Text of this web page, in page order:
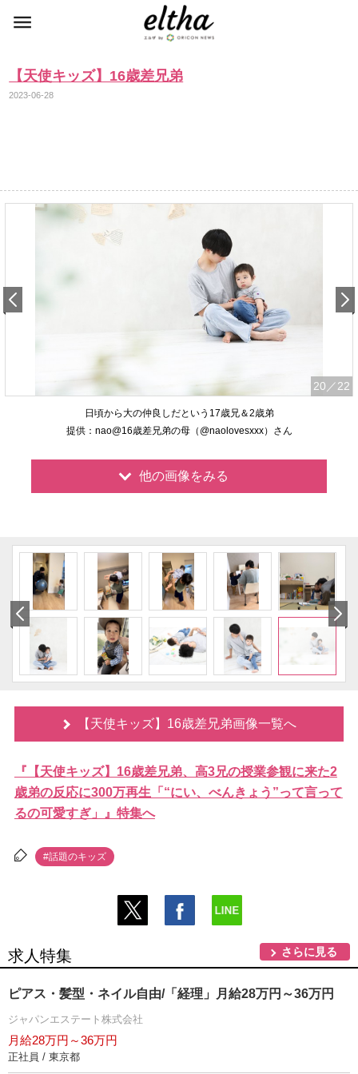
【天使キッズ】16歳差兄弟
2023-06-28
20 ／22
日頃から大の仲良しだという17歳兄＆2歳弟
提供：nao@16歳差兄弟の母（@naolovesxxx）さん
他の画像をみる
【天使キッズ】16歳差兄弟画像一覧へ
『【天使キッズ】16歳差兄弟、高3兄の授業参観に来た2
歳弟の反応に300万再生「“にい、べんきょう”って言って
るの可愛すぎ」』特集へ
#話題のキッズ
求人特集 さらに見る
ピアス・髪型・ネイル自由/「経理」月給28万円～36万円
ジャパンエステート株式会社
月給28万円～36万円
正社員 / 東京都